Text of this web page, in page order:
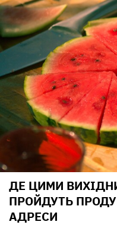
ДЕ ЦИМИ
ПРОЙДУТЬ
АДРЕСИ